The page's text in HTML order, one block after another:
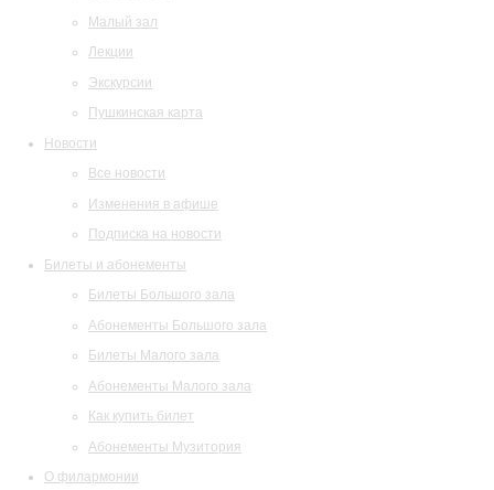
Малый зал
Лекции
Экскурсии
Пушкинская карта
Новости
Все новости
Изменения в афише
Подписка на новости
Билеты и абонементы
Билеты Большого зала
Абонементы Большого зала
Билеты Малого зала
Абонементы Малого зала
Как купить билет
Абонементы Музитория
О филармонии